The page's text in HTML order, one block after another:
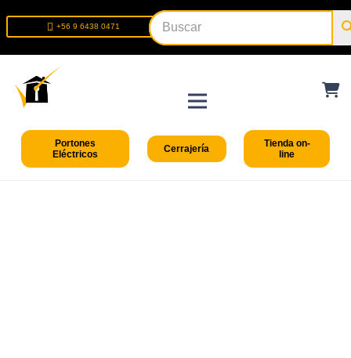
+56 9 6438 0471
Portones
Eléctricos
Cerrajería
Tienda on-
line